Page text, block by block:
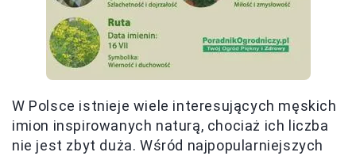
W Polsce istnieje wiele interesujących męskich
imion inspirowanych naturą, chociaż ich liczba
nie jest zbyt duża. Wśród najpopularniejszych